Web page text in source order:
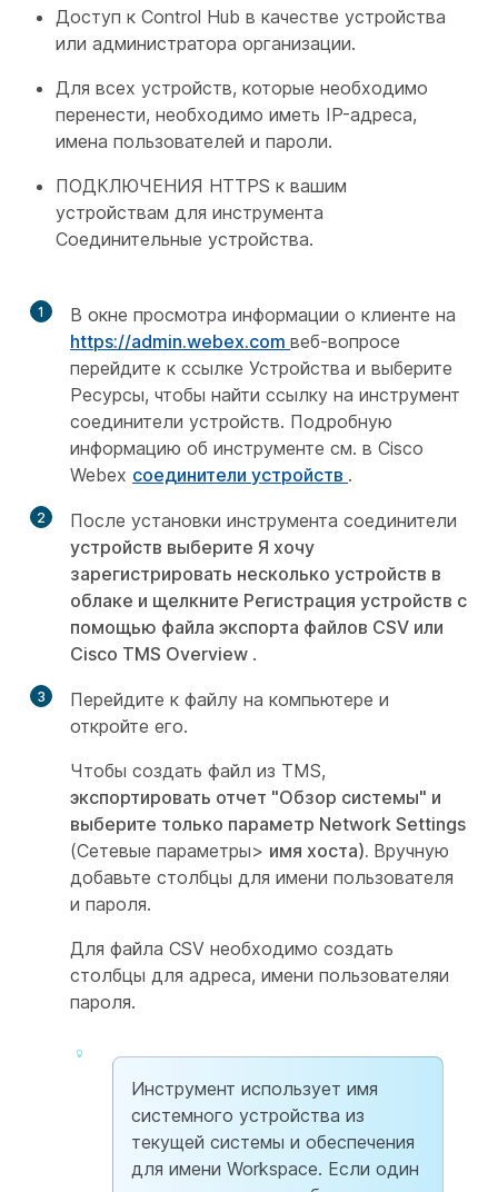
Доступ к Control Hub в качестве устройства
или администратора организации.
Для всех устройств, которые необходимо
перенести, необходимо иметь IP-адреса,
имена пользователей и пароли.
ПОДКЛЮЧЕНИЯ HTTPS к вашим
устройствам для инструмента
Соединительные устройства.
1
В окне просмотра информации о клиенте на
https://admin.webex.com веб-вопросе
перейдите к ссылке Устройства и выберите
Ресурсы, чтобы найти ссылку на инструмент
соединители устройств. Подробную
информацию об инструменте см. в Cisco
Webex соединители устройств .
2
После установки инструмента соединители
устройств выберите Я хочу
зарегистрировать несколько устройств в
облаке и щелкните Регистрация устройств с
помощью файла экспорта файлов CSV или
Cisco TMS Overview .
3
Перейдите к файлу на компьютере и
откройте его.
Чтобы создать файл из TMS,
экспортировать отчет "Обзор системы" и
выберите только параметр Network Settings
(Сетевые параметры> имя хоста). Вручную
добавьте столбцы для имени пользователя
и пароля.
Для файла CSV необходимо создать
столбцы для адреса, имени пользователяи
пароля.
Инструмент использует имя
системного устройства из
текущей системы и обеспечения
для имени Workspace. Если один